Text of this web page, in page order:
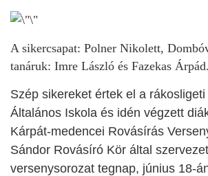
A sikercsapat: Polner Nikolett,
tanáruk: Imre László és Fazekas Árpád.
Szép sikereket értek el a
Általános Iskola és idén végzett
Kárpát-medencei Rovásírás
Sándor Rovásíró Kör által
versenysorozat tegnap, június 18-